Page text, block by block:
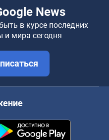
News
в курсе последних
и мира сегодня